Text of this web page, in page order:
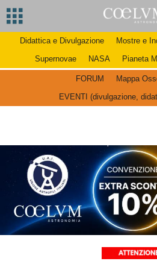
Didattica e Divulgazione Mostre e
Supernovae
NASA Pianeta
FORUM
Mappa
EVENTI (divulgazione,